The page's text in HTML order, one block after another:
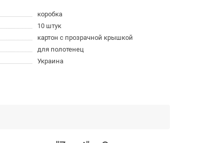
коробка
10 штук
картон с прозрачной крышкой
для полотенец
Украина